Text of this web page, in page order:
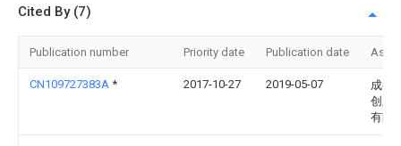
Cited By (7)
Publication number Priority date Publication date
CN109727383A * 2017-10-27 2019-05-07
成都
创新
有限